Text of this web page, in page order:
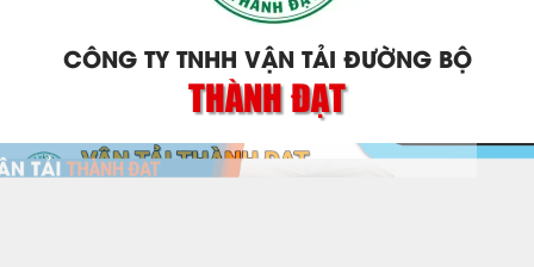
CÔNG TY TNHH VẬN TẢI ĐƯỜNG BỘ
THÀNH ĐẠT